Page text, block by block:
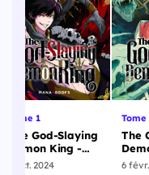
Tome 1
The God-Slaying
Demon King -
Tome 1
3 oct. 2024
Tome
The
6